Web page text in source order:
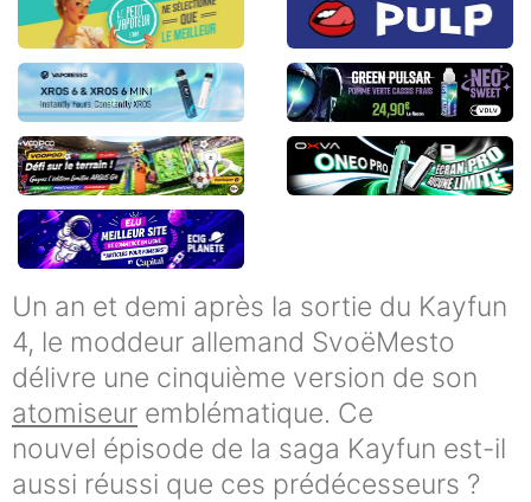
Un an et demi après la sortie du Kayfun
4, le moddeur allemand SvoëMesto
délivre une cinquième version de son
atomiseur emblématique. Ce
nouvel épisode de la saga Kayfun est-il
aussi réussi que ces prédécesseurs ?